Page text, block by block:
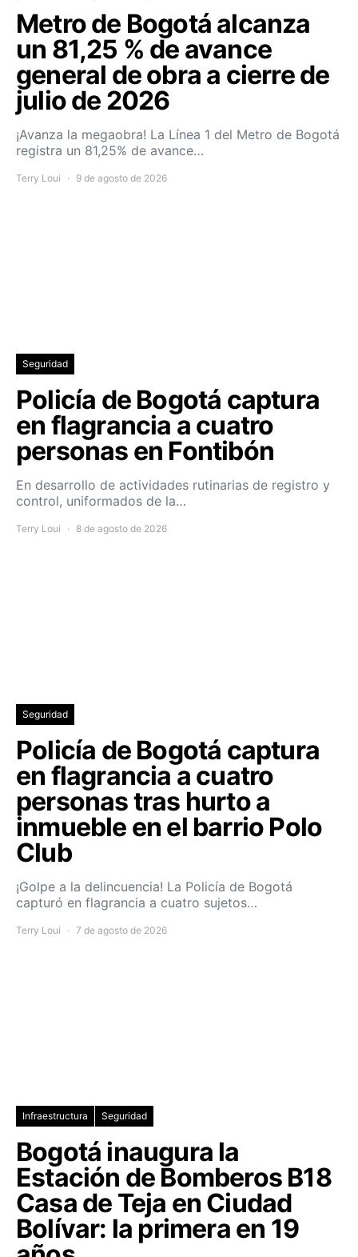
Metro de Bogotá alcanza
un 81,25 % de avance
general de obra a cierre de
julio de 2026
¡Avanza la megaobra! La Línea 1 del Metro de Bogotá
registra un 81,25% de avance…
Terry Loui 9 de agosto de 2026
Seguridad
Policía de Bogotá captura
en flagrancia a cuatro
personas en Fontibón
En desarrollo de actividades rutinarias de registro y
control, uniformados de la…
Terry Loui 8 de agosto de 2026
Seguridad
Policía de Bogotá captura
en flagrancia a cuatro
personas tras hurto a
inmueble en el barrio Polo
Club
¡Golpe a la delincuencia! La Policía de Bogotá
capturó en flagrancia a cuatro sujetos…
Terry Loui 7 de agosto de 2026
Infraestructura Seguridad
Bogotá inaugura la
Estación de Bomberos B18
Casa de Teja en Ciudad
Bolívar: la primera en 19